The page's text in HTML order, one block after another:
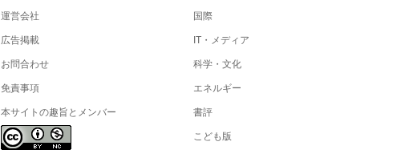
運営会社
広告掲載
お問合わせ
免責事項
本サイトの趣旨とメンバー
国際
IT・メディア
科学・文化
エネルギー
書評
こども版